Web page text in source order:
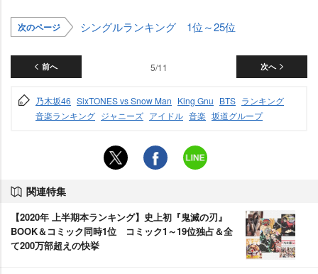
次のページ シングルランキング 1位～25位
前へ 次へ
5/11
乃木坂46 SixTONES vs Snow Man King Gnu BTS ランキング
音楽ランキング ジャニーズ アイドル 音楽 坂道グループ
関連特集
【2020年 上半期本ランキング】史上初『鬼滅の刃』
BOOK＆コミック同時1位 コミック1～19位独占＆全
て200万部超えの快挙